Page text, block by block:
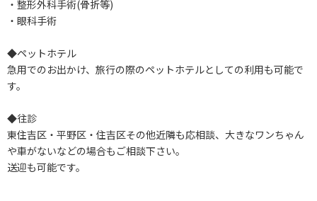
・整形外科手術(骨折等)
・眼科手術
◆ペットホテル
急用でのお出かけ、旅行の際のペットホテルとしての利用も可能で
す。
◆往診
東住吉区・平野区・住吉区その他近隣も応相談、大きなワンちゃん
や車がないなどの場合もご相談下さい。
送迎も可能です。